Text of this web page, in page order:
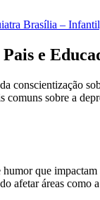
e
sobre a
que
afetar áreas como